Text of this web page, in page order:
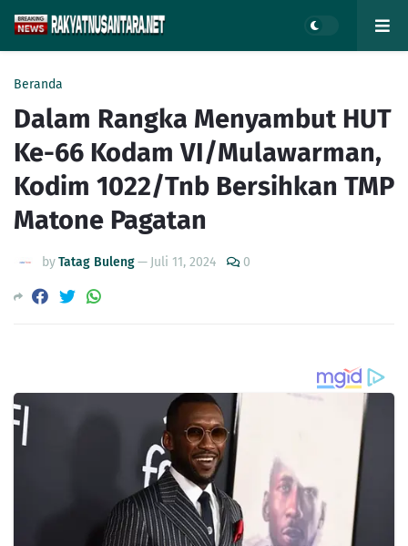
Beranda
Dalam Rangka Menyambut HUT
Ke-66 Kodam VI/Mulawarman,
Kodim 1022/Tnb Bersihkan TMP
Matone Pagatan
byTatag Buleng— Juli 11, 2024 0